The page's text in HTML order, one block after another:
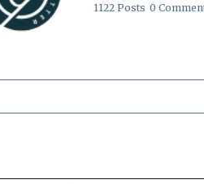
1122 Posts 0